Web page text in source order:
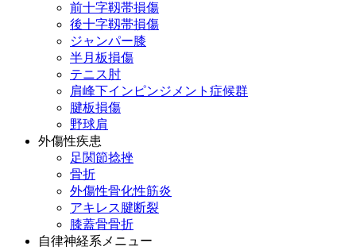
前十字靱帯損傷
後十字靱帯損傷
ジャンパー膝
半月板損傷
テニス肘
肩峰下インピンジメント症候群
腱板損傷
野球肩
外傷性疾患
足関節捻挫
骨折
外傷性骨化性筋炎
アキレス腱断裂
膝蓋骨骨折
自律神経系メニュー